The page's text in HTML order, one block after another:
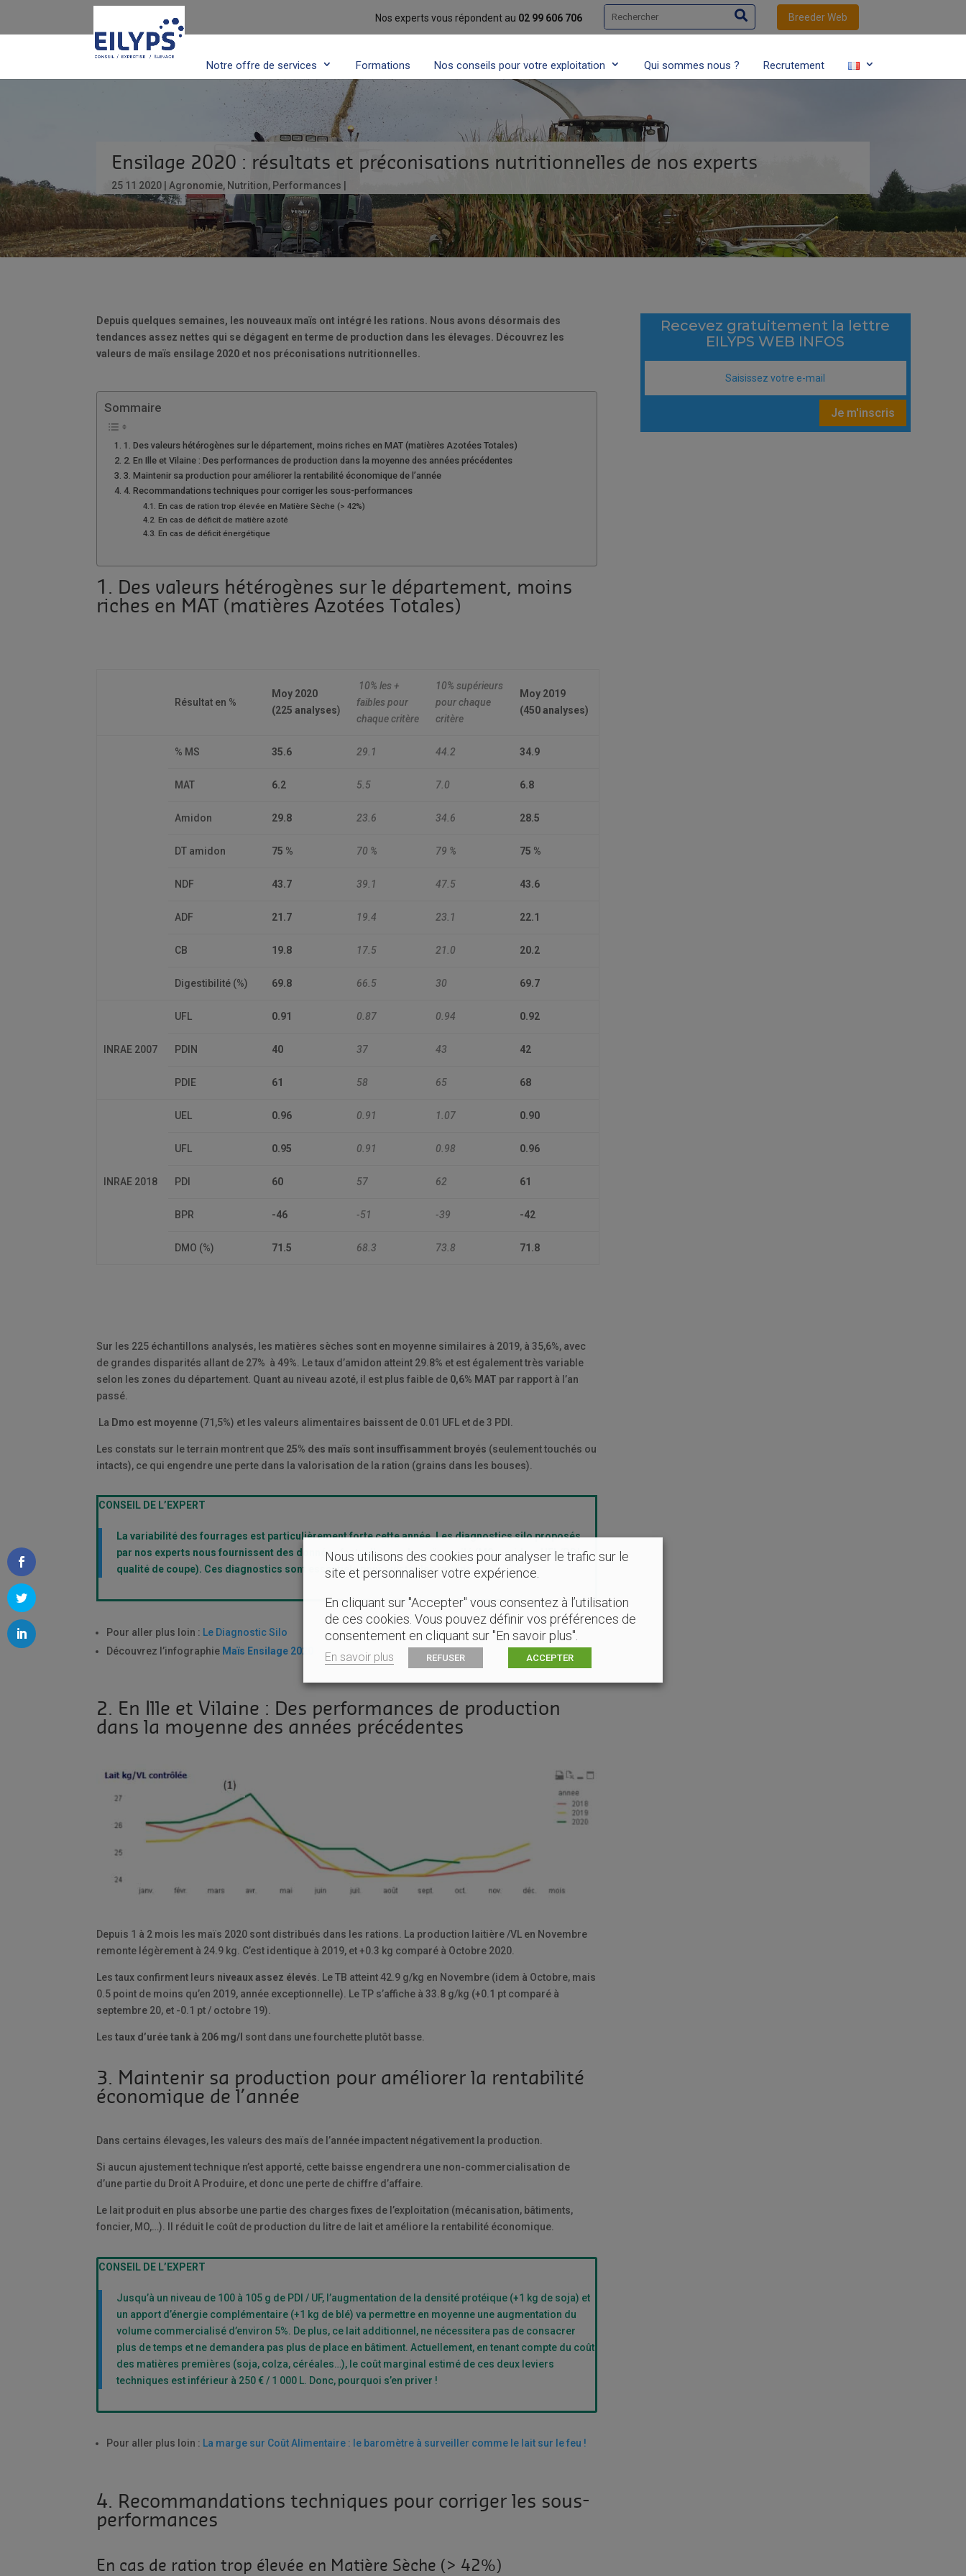
Nos experts vous répondent au 02 99 606 706
Rechercher
Breeder Web
Notre offre de services Formations Nos conseils pour votre exploitation Qui sommes nous ? Recrutement
Ensilage 2020 : résultats et préconisations nutritionnelles de nos experts
25 11 2020 Agronomie, Nutrition, Performances
Depuis quelques semaines, les nouveaux maïs ont intégré les rations. Nous avons désormais des
tendances assez nettes qui se dégagent en terme de production dans les élevages. Découvrez les
valeurs de maïs ensilage 2020 et nos préconisations nutritionnelles.
Sommaire
1. Des valeurs hétérogènes sur le département, moins riches en MAT (matières Azotées Totales)
2. En Ille et Vilaine : Des performances de production dans la moyenne des années précédentes
3. Maintenir sa production pour améliorer la rentabilité économique de l’année
4. Recommandations techniques pour corriger les sous-performances
En cas de ration trop élevée en Matière Sèche (> 42%)
En cas de déficit de matière azoté
En cas de déficit énergétique
1. Des valeurs hétérogènes sur le département, moins
riches en MAT (matières Azotées Totales)
Résultat en %
Moy 2020
(225 analyses)
10% les +
faibles pour
chaque critère
10% supérieurs
pour chaque
critère
Moy 2019
(450 analyses)
% MS 35.6 29.1 44.2 34.9
MAT 6.2 5.5 7.0 6.8
Amidon 29.8 23.6 34.6 28.5
DT amidon 75 % 70 % 79 % 75 %
NDF 43.7 39.1 47.5 43.6
ADF 21.7 19.4 23.1 22.1
CB 19.8 17.5 21.0 20.2
Digestibilité (%) 69.8 66.5 30 69.7
INRAE 2007
UFL 0.91 0.87 0.94 0.92
PDIN 40 37 43 42
PDIE 61 58 65 68
INRAE 2018
UEL 0.96 0.91 1.07 0.90
UFL 0.95 0.91 0.98 0.96
PDI 60 57 62 61
BPR -46 -51 -39 -42
DMO (%) 71.5 68.3 73.8 71.8
Sur les 225 échantillons analysés, les matières sèches sont en moyenne similaires à 2019, à 35,6%, avec
de grandes disparités allant de 27% à 49%. Le taux d’amidon atteint 29.8% et est également très variable
selon les zones du département. Quant au niveau azoté, il est plus faible de 0,6% MAT par rapport à l’an
passé.
La Dmo est moyenne (71,5%) et les valeurs alimentaires baissent de 0.01 UFL et de 3 PDI.
Les constats sur le terrain montrent que 25% des maïs sont insuffisamment broyés (seulement touchés ou
intacts), ce qui engendre une perte dans la valorisation de la ration (grains dans les bouses).
CONSEIL DE L’EXPERT
La variabilité des fourrages est particulièrement forte cette année. Les diagnostics silo proposés
par nos experts nous fournissent des données factuelles sur le maïs ensilé (MS, amidon, UFL/PDI,
qualité de coupe). Ces diagnostics sont essentiels pour ajuster les rations.
Pour aller plus loin : Le Diagnostic Silo
Découvrez l’infographie Maïs Ensilage 2020
2. En Ille et Vilaine : Des performances de production
dans la moyenne des années précédentes
Depuis 1 à 2 mois les maïs 2020 sont distribués dans les rations. La production laitière /VL en Novembre
remonte légèrement à 24.9 kg. C’est identique à 2019, et +0.3 kg comparé à Octobre 2020.
Les taux confirment leurs niveaux assez élevés . Le TB atteint 42.9 g/kg en Novembre (idem à Octobre, mais
0.5 point de moins qu’en 2019, année exceptionnelle). Le TP s’affiche à 33.8 g/kg (+0.1 pt comparé à
septembre 20, et -0.1 pt / octobre 19).
Les taux d’urée tank à 206 mg/l sont dans une fourchette plutôt basse.
3. Maintenir sa production pour améliorer la rentabilité
économique de l’année
Dans certains élevages, les valeurs des maïs de l’année impactent négativement la production.
Si aucun ajustement technique n’est apporté, cette baisse engendrera une non-commercialisation de
d’une partie du Droit A Produire, et donc une perte de chiffre d’affaire.
Le lait produit en plus absorbe une partie des charges fixes de l’exploitation (mécanisation, bâtiments,
foncier, MO,…). Il réduit le coût de production du litre de lait et améliore la rentabilité économique.
CONSEIL DE L’EXPERT
Jusqu’à un niveau de 100 à 105 g de PDI / UF, l’augmentation de la densité protéique (+1 kg de soja) et
un apport d’énergie complémentaire (+1 kg de blé) va permettre en moyenne une augmentation du
volume commercialisé d’environ 5%. De plus, ce lait additionnel, ne nécessitera pas de consacrer
plus de temps et ne demandera pas plus de place en bâtiment. Actuellement, en tenant compte du coût
des matières premières (soja, colza, céréales…), le coût marginal estimé de ces deux leviers
techniques est inférieur à 250 € / 1 000 L. Donc, pourquoi s’en priver !
Pour aller plus loin : La marge sur Coût Alimentaire : le baromètre à surveiller comme le lait sur le feu !
4. Recommandations techniques pour corriger les sous-
performances
En cas de ration trop élevée en Matière Sèche (> 42%)
Recevez gratuitement la lettre
EILYPS WEB INFOS
Je m'inscris
Nous utilisons des cookies pour analyser le trafic sur le
site et personnaliser votre expérience.
En cliquant sur "Accepter" vous consentez à l’utilisation
de ces cookies. Vous pouvez définir vos préférences de
consentement en cliquant sur "En savoir plus".
En savoir plus REFUSER ACCEPTER